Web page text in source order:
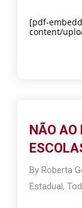
[pdf-
content/
NÃO AO
ByRoberta
Estadual,